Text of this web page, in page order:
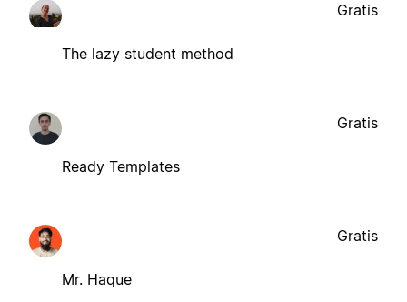
The lazy student method
Gratis
Ready Templates
Gratis
Mr. Haque
Gratis